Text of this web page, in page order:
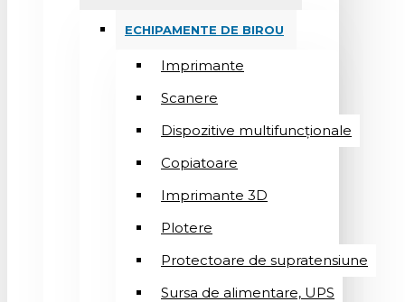
ECHIPAMENTE DE BIROU
Imprimante
Scanere
Dispozitive multifuncționale
Copiatoare
Imprimante 3D
Plotere
Protectoare de supratensiune
Sursa de alimentare, UPS